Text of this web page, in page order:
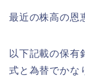
最近の株高の恩
以下記載の保有
式と為替でかな